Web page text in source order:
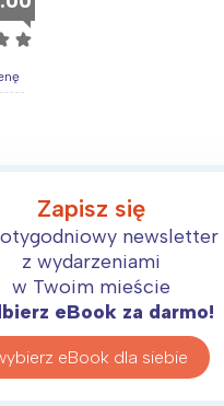
☆
Zapisz się
newsletter
z wydarzeniami
w Twoim mieście
eBook za darmo!
eBook dla siebie
z tego
Śląsk
Kraków
Południe
Północ